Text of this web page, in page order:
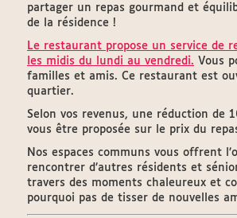
partager un repas gourmand et
de la résidence !
Le restaurant propose un service de
les midis du lundi au vendredi. Vous
familles et amis. Ce restaurant est
quartier.
Selon vos revenus, une réduction de
vous être proposée sur le prix du
Nos espaces communs vous offrent
rencontrer d’autres résidents et
travers des moments chaleureux et
pourquoi pas de tisser de nouvelles